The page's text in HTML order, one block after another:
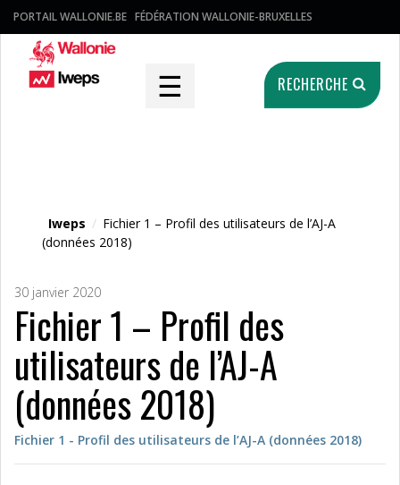
PORTAIL WALLONIE.BE FÉDÉRATION WALLONIE-BRUXELLES
☰ RECHERCHE
Iweps / Fichier 1 – Profil des utilisateurs de l’AJ-A
(données 2018)
30 janvier 2020
Fichier 1 – Profil des
utilisateurs de l’AJ-A
(données 2018)
Fichier 1 - Profil des utilisateurs de l’AJ-A (données 2018)